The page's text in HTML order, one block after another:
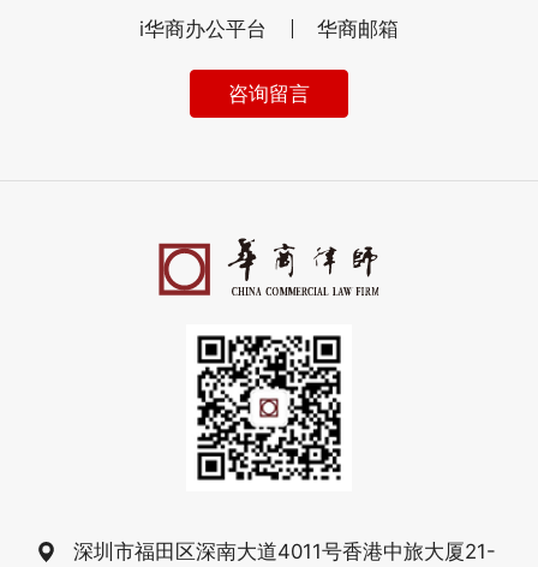
i华商办公平台 华商邮箱
咨询留言
深圳市福田区深南大道4011号香港中旅大厦21-